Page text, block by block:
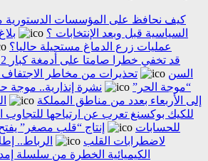
كيف نحافظ على المؤسسات الدستورية
السياسية قبل وبعد الإنتخابات ؟
عمليات زرع الدماغ مستحيلة حاليا؟
السن
تحذيرات من مخاطر الاجتفاف
“موجة الحر”
نشرة إنذارية..
إلى الأربعاء بعدد من مناطق المملكة
للكيك بوكسنغ تعرب عن ارتياحها للتجاوب
للحسابات
إنتاج “قلب مصغر”
لاضطرابات القلب
الرباط..
الكيميائية الخطرة من سلسلة